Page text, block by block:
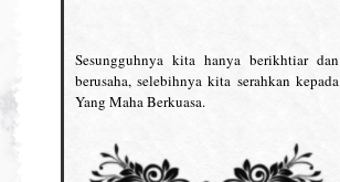
Sesungguhnya kita hanya berikhtiar dan
berusaha, selebihnya kita serahkan kepada
Yang Maha Berkuasa.